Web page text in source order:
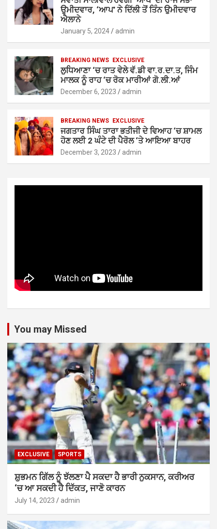
ਉਮੀਦਵਾਰ, ‘ਆਪ’ ਨੇ ਦਿੱਲੀ ਤੋਂ ਤਿੰਨ ਉਮੀਦਵਾਰ
ਐਲਾਨੇ
January 5, 2024 admin
BREAKING NEWS EXCLUSIVE
ਲੁਧਿਆਣਾ ‘ਚ ਰਾਤ ਵੇਲੇ ਵੱ.ਡੀ ਵਾ.ਰ.ਦਾ.ਤ, ਜਿੰਮ
ਮਾਲਕ ਨੂੰ ਰਾਹ ‘ਚ ਰੋਕ ਮਾਰੀਆਂ ਗੋ.ਲੀ.ਆਂ
December 6, 2023 admin
BREAKING NEWS EXCLUSIVE
ਜਗਤਾਰ ਸਿੰਘ ਤਾਰਾ ਭਤੀਜੀ ਦੇ ਵਿਆਹ ‘ਚ ਸ਼ਾਮਲ
ਹੋਣ ਲਈ 2 ਘੰਟੇ ਦੀ ਪੈਰੋਲ ‘ਤੇ ਆਇਆ ਬਾਹਰ
December 3, 2023 admin
You may Missed
EXCLUSIVE SPORTS
ਸ਼ੁਭਮਨ ਗਿੱਲ ਨੂੰ ਝੱਲਣਾ ਪੈ ਸਕਦਾ ਹੈ ਭਾਰੀ ਨੁਕਸਾਨ, ਕਰੀਅਰ
‘ਚ ਆ ਸਕਦੀ ਹੈ ਦਿੱਕਤ, ਜਾਣੋ ਕਾਰਨ
July 14, 2023 admin